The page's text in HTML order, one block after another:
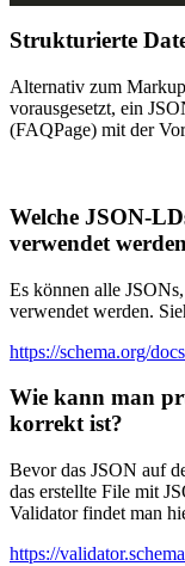
Strukturierte
Alternativ zum
vorausgesetzt, ein
(FAQPage) mit der
Welche JSON-
verwendet
Es können alle
verwendet werden.
https://schema.org/
Wie kann man
korrekt ist?
Bevor das JSON auf
das erstellte File mit
Validator findet man
https://